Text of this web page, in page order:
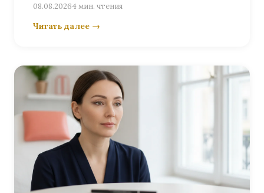
08.08.20264 мин. чтения
Читать далее →